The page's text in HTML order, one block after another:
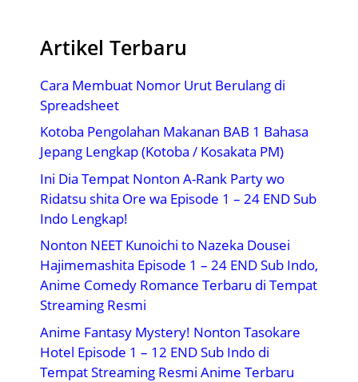
Artikel Terbaru
Cara Membuat Nomor Urut Berulang di
Spreadsheet
Kotoba Pengolahan Makanan BAB 1 Bahasa
Jepang Lengkap (Kotoba / Kosakata PM)
Ini Dia Tempat Nonton A-Rank Party wo
Ridatsu shita Ore wa Episode 1 – 24 END Sub
Indo Lengkap!
Nonton NEET Kunoichi to Nazeka Dousei
Hajimemashita Episode 1 – 24 END Sub Indo,
Anime Comedy Romance Terbaru di Tempat
Streaming Resmi
Anime Fantasy Mystery! Nonton Tasokare
Hotel Episode 1 – 12 END Sub Indo di
Tempat Streaming Resmi Anime Terbaru